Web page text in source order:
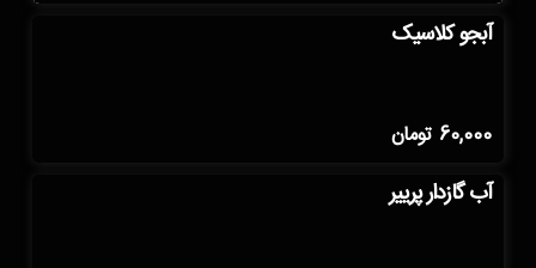
آبجو کلاسیک
60,000 تومان
آب گازدار پرییر